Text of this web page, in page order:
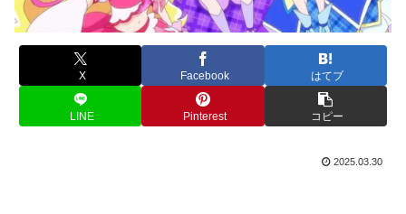
X Facebook はてブ
LINE Pinterest コピー
2025.03.30